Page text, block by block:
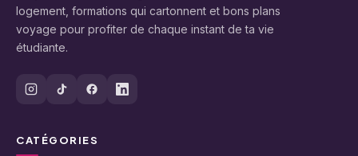
logement, formations qui cartonnent et bons plans
voyage pour profiter de chaque instant de ta vie
étudiante.
CATÉGORIES